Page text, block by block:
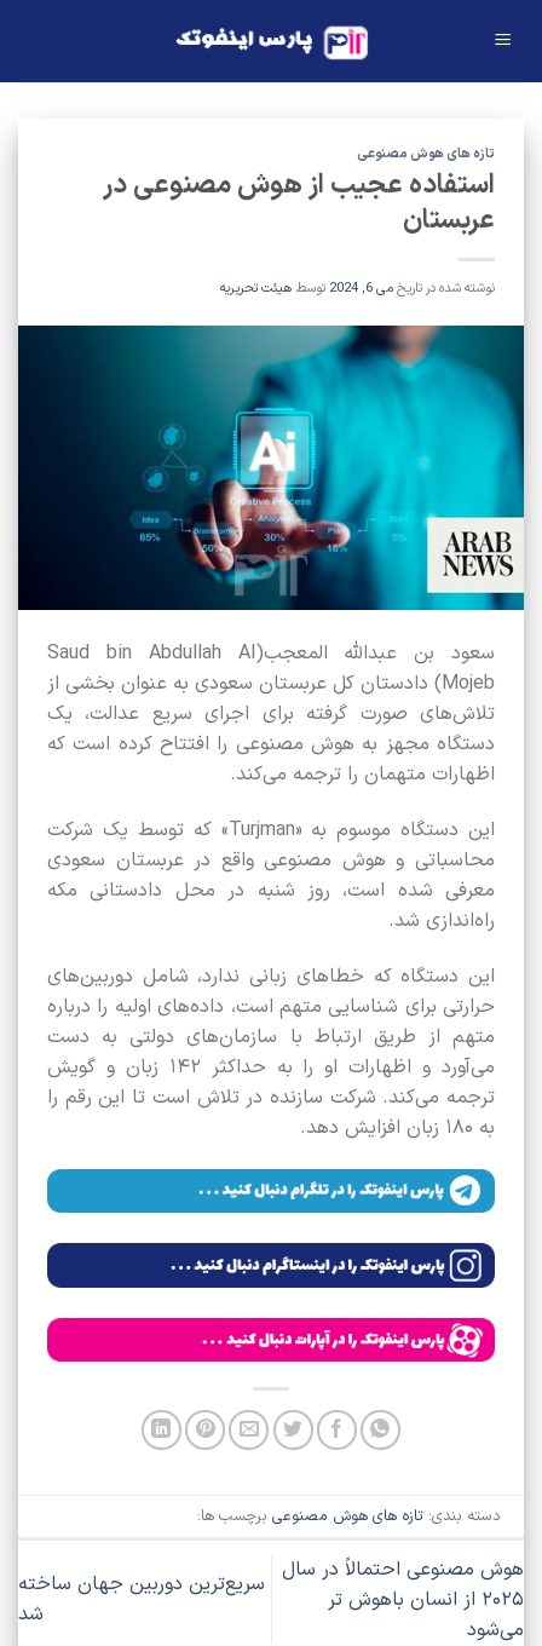
تازه های هوش مصنوعی
استفاده عجیب از هوش مصنوعی در
عربستان
نوشته شده در تاریخمی 6, 2024 توسط هیئت تحریریه
سعود بن عبدالله المعجب(Saud bin Abdullah Al
Mojeb) دادستان کل عربستان سعودی به عنوان بخشی از
تلاش‌های صورت‌ گرفته برای اجرای سریع عدالت، یک
دستگاه مجهز به هوش مصنوعی را افتتاح کرده است که
اظهارات متهمان را ترجمه می‌کند.
این دستگاه موسوم به «Turjman» که توسط یک شرکت
محاسباتی و هوش مصنوعی واقع در عربستان سعودی
معرفی شده است، روز شنبه در محل دادستانی مکه
راه‌اندازی شد.
این دستگاه که خطاهای زبانی ندارد، شامل دوربین‌های
حرارتی برای شناسایی متهم است، داده‌های اولیه را درباره
متهم از طریق ارتباط با سازمان‌های دولتی به دست
می‌آورد و اظهارات او را به حداکثر ۱۴۲ زبان و گویش
ترجمه می‌کند. شرکت سازنده در تلاش است تا این رقم را
به ۱۸۰ زبان افزایش دهد.
دسته بندی:تازه های هوش مصنوعی برچسب ها:
هوش مصنوعی احتمالاً در سال
۲۰۲۵ از انسان باهوش‌ تر
می‌شود
سریع‌ترین دوربین جهان ساخته
شد